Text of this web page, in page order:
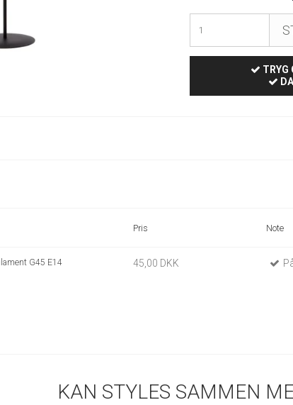
TRYG
Pris Note
G45 E14 45,00 DKK
KAN STYLES SAMMEN